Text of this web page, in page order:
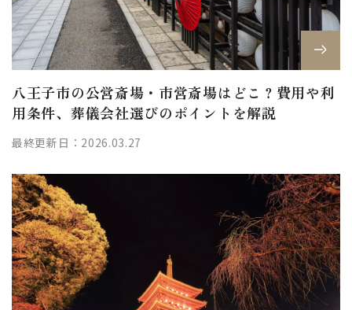
八王子市の公営斎場・市営斎場はどこ？費用や利
用条件、葬儀会社選びのポイントを解説
最終更新日：2026.03.27